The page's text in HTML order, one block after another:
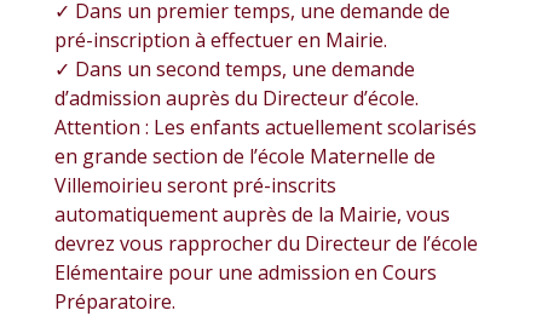
✓ Dans un premier temps, une demande de
pré-inscription à effectuer en Mairie.
✓ Dans un second temps, une demande
d’admission auprès du Directeur d’école.
Attention : Les enfants actuellement scolarisés
en grande section de l’école Maternelle de
Villemoirieu seront pré-inscrits
automatiquement auprès de la Mairie, vous
devrez vous rapprocher du Directeur de l’école
Elémentaire pour une admission en Cours
Préparatoire.